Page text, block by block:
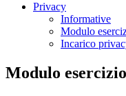
Privacy
Informative
Modulo
Incarico
Modulo